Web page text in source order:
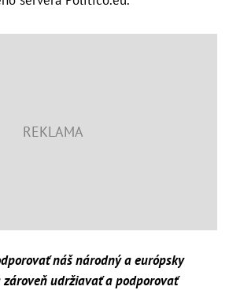
náš národný a európsky
udržiavať a podporovať